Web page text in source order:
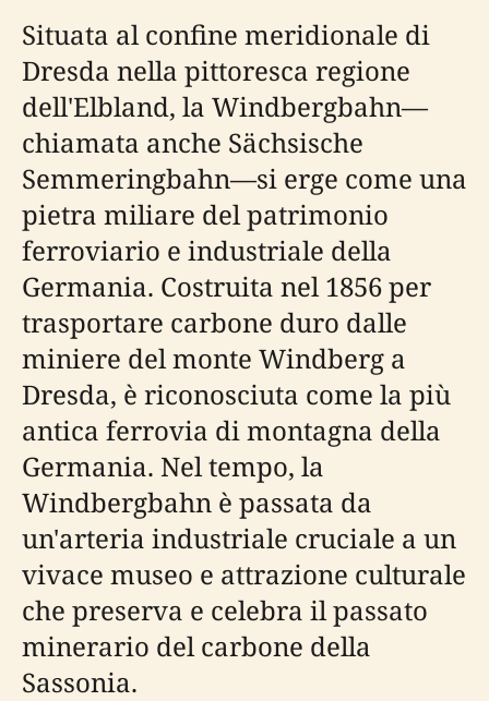
Situata al confine meridionale di
Dresda nella pittoresca regione
dell'Elbland, la Windbergbahn—
chiamata anche Sächsische
Semmeringbahn—si erge come una
pietra miliare del patrimonio
ferroviario e industriale della
Germania. Costruita nel 1856 per
trasportare carbone duro dalle
miniere del monte Windberg a
Dresda, è riconosciuta come la più
antica ferrovia di montagna della
Germania. Nel tempo, la
Windbergbahn è passata da
un'arteria industriale cruciale a un
vivace museo e attrazione culturale
che preserva e celebra il passato
minerario del carbone della
Sassonia.